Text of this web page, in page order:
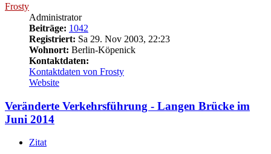
Frosty
Administrator
Beiträge: 1042
Registriert: Sa 29. Nov 2003, 22:23
Wohnort: Berlin-Köpenick
Kontaktdaten:
Kontaktdaten von Frosty
Website
Veränderte Verkehrsführung - Langen Brücke im
Juni 2014
Zitat